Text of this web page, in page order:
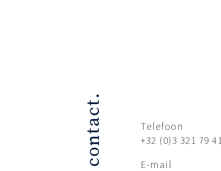
contact.
Telefoon
+32 (0)3 321 79 41
E-mail